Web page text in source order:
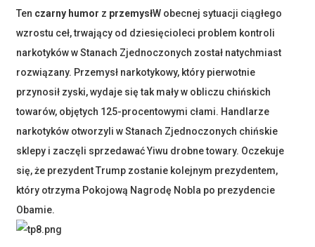
Ten czarny humor z przemysłW obecnej sytuacji ciągłego
wzrostu ceł, trwający od dziesięcioleci problem kontroli
narkotyków w Stanach Zjednoczonych został natychmiast
rozwiązany. Przemysł narkotykowy, który pierwotnie
przynosił zyski, wydaje się tak mały w obliczu chińskich
towarów, objętych 125-procentowymi cłami. Handlarze
narkotyków otworzyli w Stanach Zjednoczonych chińskie
sklepy i zaczęli sprzedawać Yiwu drobne towary. Oczekuje
się, że prezydent Trump zostanie kolejnym prezydentem,
który otrzyma Pokojową Nagrodę Nobla po prezydencie
Obamie.